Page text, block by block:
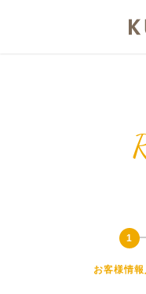
お客様情報